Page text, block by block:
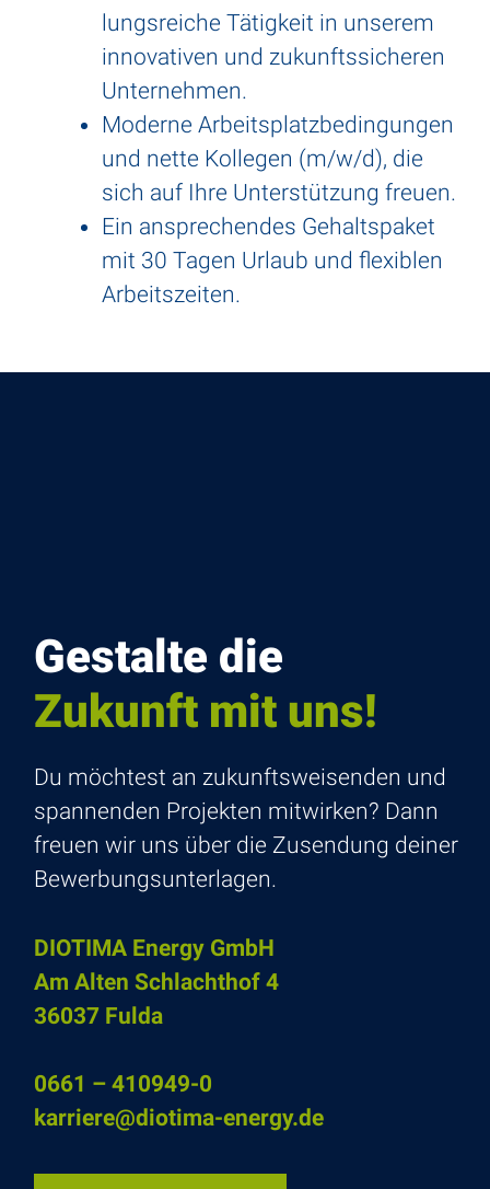
lungs­reiche Tätig­keit in unserem
inno­va­tiven und zukunfts­si­cheren
Unter­nehmen.
Moderne Arbeits­platz­be­din­gungen
und nette Kollegen (m/w/d), die
sich auf Ihre Unter­stüt­zung freuen.
Ein anspre­chendes Gehalts­paket
mit 30 Tagen Urlaub und flexi­blen
Arbeits­zeiten.
Gestalte die
Zukunft mit uns!
Du möch­test an zukunfts­wei­senden und
span­nenden Projekten mitwirken? Dann
freuen wir uns über die Zusen­dung deiner
Bewer­bungs­un­ter­lagen.
DIOTIMA Energy GmbH
Am Alten Schlachthof 4
36037 Fulda
0661 – 410949-0
karriere@diotima-energy.de